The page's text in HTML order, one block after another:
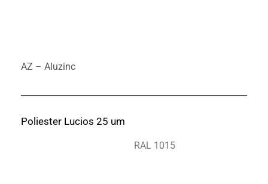
AZ – Aluzinc
Poliester Lucios 25 um
RAL 1015